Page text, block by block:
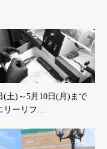
(土)～5月10日(月)まで
リーリフ…